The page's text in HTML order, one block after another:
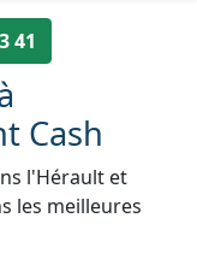
41
Cash
l'Hérault et
les meilleures